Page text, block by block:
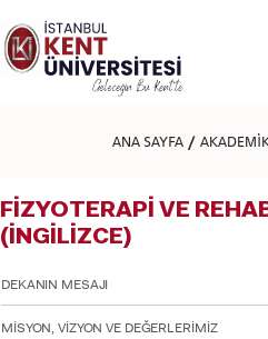
dikkat:
Bu
web
sitesini,
ekran
okuyucu
görme
engellilere
göre
ANA SAYFA
FİZYOTERAPİ VE
(İNGİLİZCE)
DEKANIN MESAJI
MİSYON, VİZYON VE DEĞERLERİMİZ